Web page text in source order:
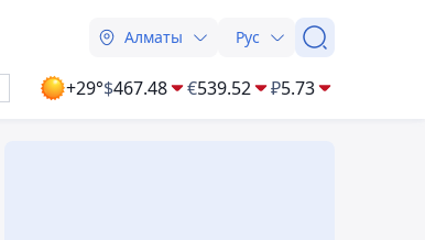
Алматы Рус
+29°$467.48 €539.52 ₽5.73